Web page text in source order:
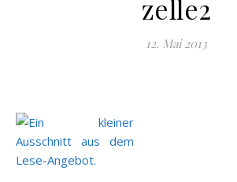
zelle2
12. Mai 2013